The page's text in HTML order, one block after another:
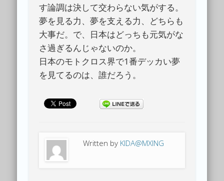
す論調は決して交わらない気がする。
夢を見る力、夢を支える力、どちらも
大事だ。で、日本はどっちも元気がな
さ過ぎるんじゃないのか。
日本のモトクロス界で1番デッカい夢
を見てるのは、誰だろう。
Written by KIDA@MXING